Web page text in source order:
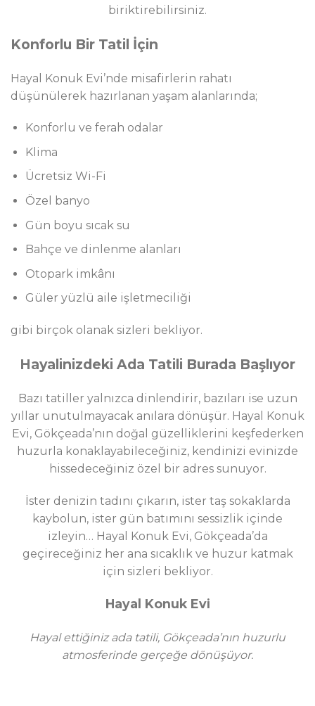
biriktirebilirsiniz.
Konforlu Bir Tatil İçin
Hayal Konuk Evi’nde misafirlerin rahatı
düşünülerek hazırlanan yaşam alanlarında;
Konforlu ve ferah odalar
Klima
Ücretsiz Wi-Fi
Özel banyo
Gün boyu sıcak su
Bahçe ve dinlenme alanları
Otopark imkânı
Güler yüzlü aile işletmeciliği
gibi birçok olanak sizleri bekliyor.
Hayalinizdeki Ada Tatili Burada Başlıyor
Bazı tatiller yalnızca dinlendirir, bazıları ise uzun
yıllar unutulmayacak anılara dönüşür. Hayal Konuk
Evi, Gökçeada’nın doğal güzelliklerini keşfederken
huzurla konaklayabileceğiniz, kendinizi evinizde
hissedeceğiniz özel bir adres sunuyor.
İster denizin tadını çıkarın, ister taş sokaklarda
kaybolun, ister gün batımını sessizlik içinde
izleyin… Hayal Konuk Evi, Gökçeada’da
geçireceğiniz her ana sıcaklık ve huzur katmak
için sizleri bekliyor.
Hayal Konuk Evi
Hayal ettiğiniz ada tatili, Gökçeada’nın huzurlu
atmosferinde gerçeğe dönüşüyor.